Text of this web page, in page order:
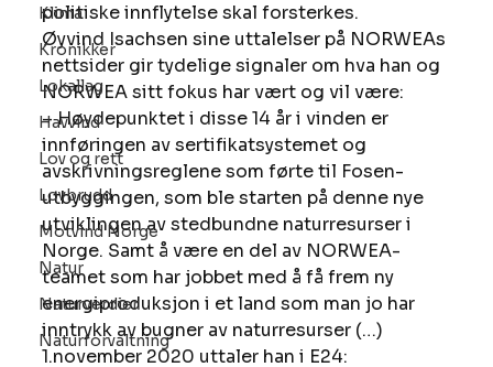
Klima
Kronikker
Lokallag
Havvind
Lov og rett
Lovbrudd
Motvind Norge
Natur
Naturverdier
Naturforvaltning
politiske innflytelse skal forsterkes.
Øyvind Isachsen sine uttalelser på NORWEAs
nettsider gir tydelige signaler om hva han og
NORWEA sitt fokus har vært og vil være:
– Høydepunktet i disse 14 år i vinden er
innføringen av sertifikatsystemet og
avskrivningsreglene som førte til Fosen-
utbyggingen, som ble starten på denne nye
utviklingen av stedbundne naturresurser i
Norge. Samt å være en del av NORWEA-
teamet som har jobbet med å få frem ny
energiproduksjon i et land som man jo har
inntrykk av bugner av naturresurser (…)
1.november 2020 uttaler han i E24: